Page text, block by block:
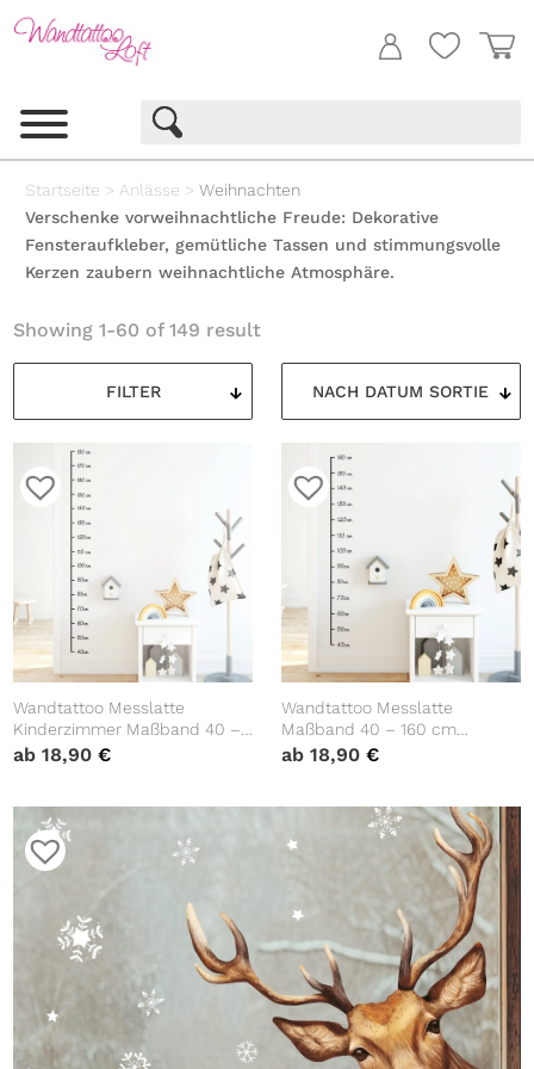
Startseite > Anlässe >Weihnachten
Verschenke vorweihnachtliche Freude: Dekorative
Fensteraufkleber, gemütliche Tassen und stimmungsvolle
Kerzen zaubern weihnachtliche Atmosphäre.
FILTER
Showing 1-60 of 149 result
Wandtattoo Messlatte
Kinderzimmer Maßband 40 –
180 cm ohne Hintergrundfolie
ab18,90€
Wandtattoo Messlatte
Maßband 40 – 160 cm
konturgeschnitten – ohne
ab 18,90 €